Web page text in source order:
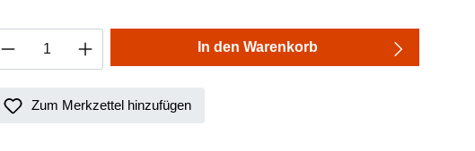
Produkt Anzahl: Gib den gewünschten Wert ein
In den Warenkorb
Zum Merkzettel hinzufügen